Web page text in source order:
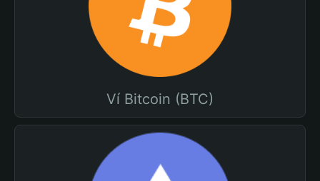
Ví Bitcoin (BTC)